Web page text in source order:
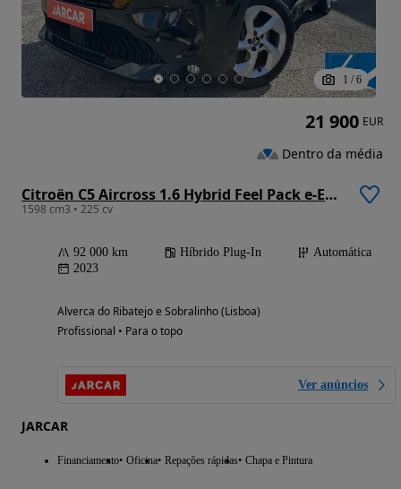
1 / 6
Citroën C5 Aircross 1.6 Hybrid Feel Pack e-EAT8
1598 cm3 • 225 cv
92 000 km Híbrido Plug-In
Automática
2023
Alverca do Ribatejo e Sobralinho (Lisboa)
Profissional • Para o topo
Ver anúncios
JARCAR
Financiamento Oficina Repações rápidas Chapa e Pintura
21 900 EUR
Dentro da média